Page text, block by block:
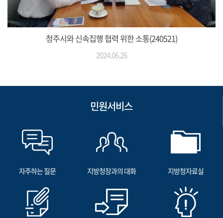
청주시와 신속집행 협력 위한 소통(240521)
2024.06.26
민원서비스
자주하는 질문 지방청장과의 대화 지방청자료실